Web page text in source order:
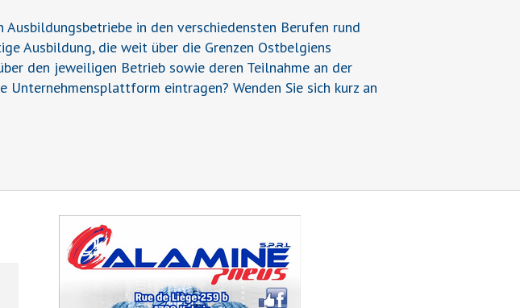
in den verschiedensten Berufen rund
Ausbildung, die weit über die Grenzen Ostbelgiens
den jeweiligen Betrieb sowie deren Teilnahme an der
Unternehmensplattform eintragen? Wenden Sie sich kurz an